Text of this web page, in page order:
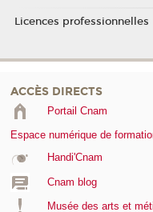
Licences professionnelles
ACCÈS DIRECTS
Portail Cnam
Espace numérique de
Handi'Cnam
Cnam blog
Musée des arts et